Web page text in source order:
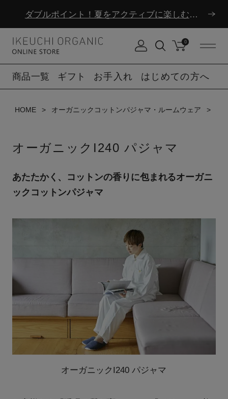
夏季休業のお知らせ
夏季休業のお知らせ
0
商品一覧 ギフト お手入れ はじめての方へ
HOME オーガニックコットンパジャマ・ルームウェア
オーガニックI240 パジャマ
あたたかく、コットンの香りに包まれるオーガニ
ックコットンパジャマ
オーガニックI240 パジャマ